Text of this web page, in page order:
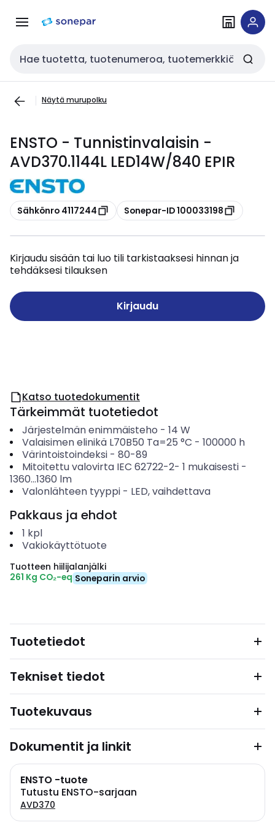
navigointiinsisältöön
Haku
Näytä murupolku
ENSTO - Tunnistinvalaisin -
AVD370.1144L LED14W/840 EPIR
Kopioi
Sähkönro 4117244 Kopioi
Sonepar-ID 100033198
Kirjaudu sisään tai luo tili tarkistaaksesi hinnan ja
tehdäksesi tilauksen
Kirjaudu
Katso tuotedokumentit
Tärkeimmät tuotetiedot
Järjestelmän enimmäisteho - 14 W
Valaisimen elinikä L70B50 Ta=25 °C - 100000 h
Värintoistoindeksi- 80-89
Mitoitettu valovirta IEC 62722-2- 1 mukaisesti-
1360...1360 lm
Valonlähteen tyyppi- LED, vaihdettava
Pakkaus ja ehdot
1 kpl
Vakiokäyttötuote
Tuotteen hiilijalanjälki
261 Kg CO₂-eq Soneparin arvio
Tuotetiedot
Tekniset tiedot
Tuotekuvaus
Dokumentit ja linkit
ENSTO -tuote
Tutustu ENSTO-sarjaan
AVD370